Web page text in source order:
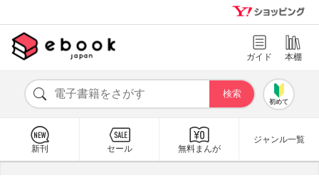
ガイド 本棚
初めて
新刊 セール 無料まんが
ジャンル一覧